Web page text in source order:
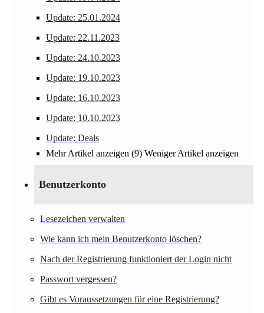
Update: 25.01.2024
Update: 22.11.2023
Update: 24.10.2023
Update: 19.10.2023
Update: 16.10.2023
Update: 10.10.2023
Update: Deals
Mehr Artikel anzeigen (9) Weniger Artikel anzeigen
Benutzerkonto
Lesezeichen verwalten
Wie kann ich mein Benutzerkonto löschen?
Nach der Registrierung funktioniert der Login nicht
Passwort vergessen?
Gibt es Voraussetzungen für eine Registrierung?